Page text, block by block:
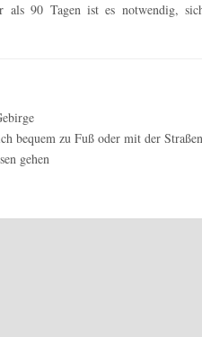
90 Tagen ist es notwendig,
bequem zu Fuß oder mit der
gehen